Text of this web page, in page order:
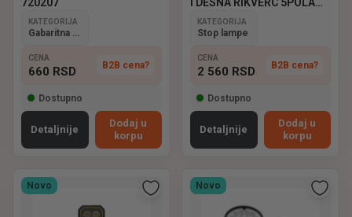
KATEGORIJA
Gabaritna svetla
CENA
660 RSD B2B cena?
Dostupno
Detaljnije
Dodaj u
korpu
ASPOCK
KATEGORIJA
Stop lampe
CENA
2 560 RSD B2B cena?
Dostupno
Detaljnije
Dodaj u
korpu
Novo Novo